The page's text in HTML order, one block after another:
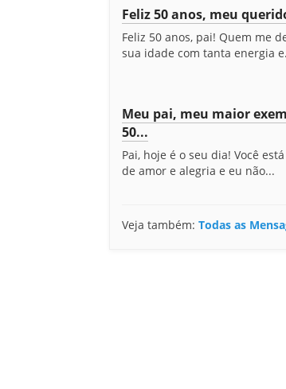
Feliz 50 anos, meu
Feliz 50 anos, pai! Quem me
sua idade com tanta energia
Meu pai, meu maior
50...
Pai, hoje é o seu dia! Você
de amor e alegria e eu não...
Veja também: Todas as